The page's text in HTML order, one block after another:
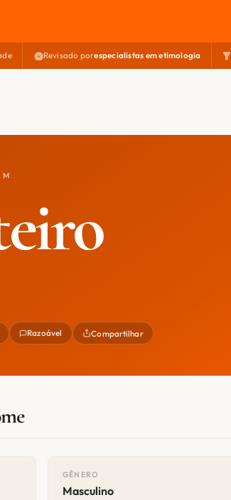
Revisado porespecialistas em etimologia
Razoável Compartilhar
GÊNERO
Masculino